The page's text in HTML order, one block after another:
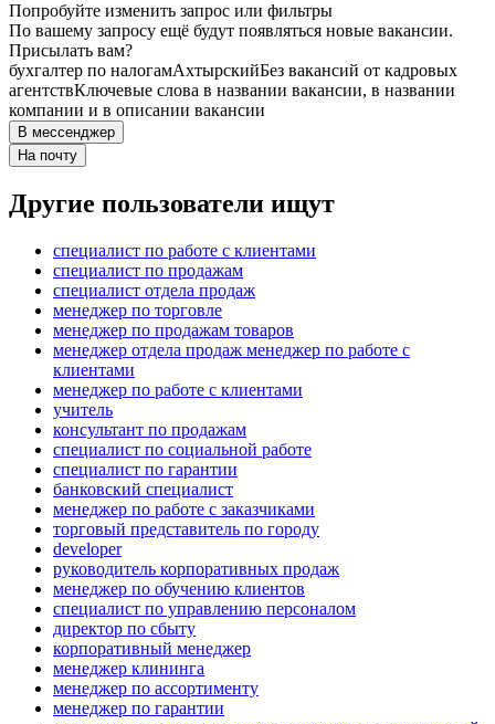
Попробуйте изменить запрос или фильтры
По вашему запросу ещё будут появляться новые вакансии.
Присылать вам?
бухгалтер по налогамАхтырскийБез вакансий от кадровых
агентствКлючевые слова в названии вакансии, в названии
компании и в описании вакансии
В мессенджер
На почту
Другие пользователи ищут
специалист по работе с клиентами
специалист по продажам
специалист отдела продаж
менеджер по торговле
менеджер по продажам товаров
менеджер отдела продаж менеджер по работе с
клиентами
менеджер по работе с клиентами
учитель
консультант по продажам
специалист по социальной работе
специалист по гарантии
банковский специалист
менеджер по работе с заказчиками
торговый представитель по городу
developer
руководитель корпоративных продаж
менеджер по обучению клиентов
специалист по управлению персоналом
директор по сбыту
корпоративный менеджер
менеджер клининга
менеджер по ассортименту
менеджер по гарантии